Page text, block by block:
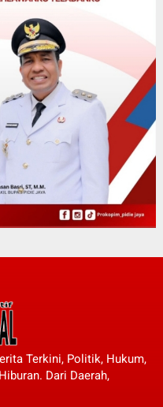
Terkini, Politik, Hukum,
Dari Daerah,